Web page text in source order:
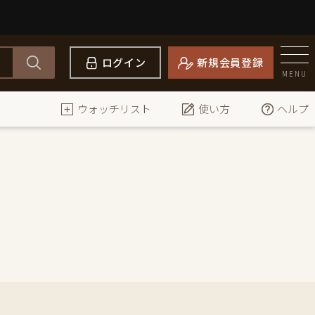
ログイン 新規会員登録
MENU
ウォッチリスト 使い方 ヘルプ